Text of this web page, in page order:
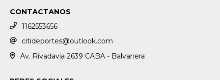
CONTACTANOS
1162553656
citideportes@outlook.com
Av. Rivadavia 2639 CABA - Balvanera